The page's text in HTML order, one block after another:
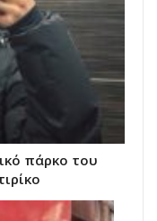
πάρκο του